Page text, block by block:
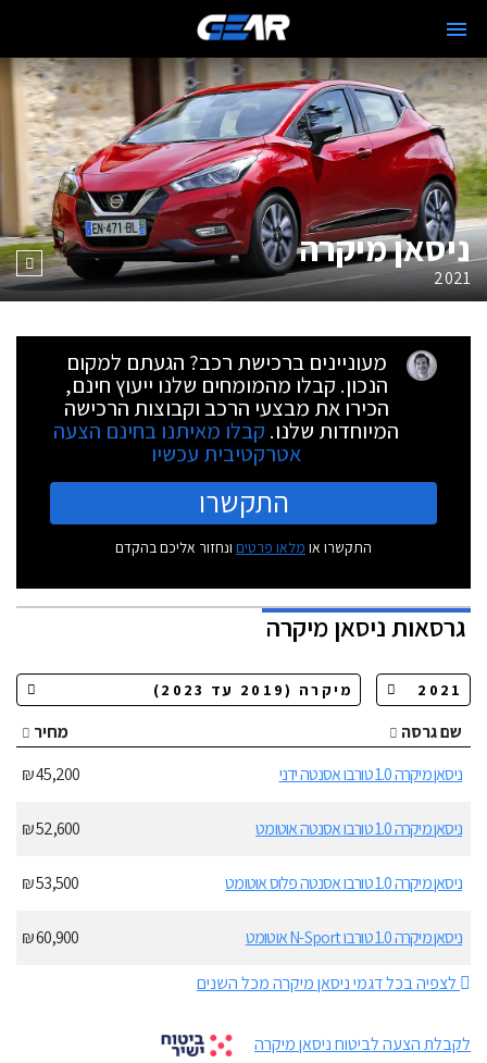
ניסאן מיקרה
2021
מעוניינים ברכישת רכב? הגעתם למקום
הנכון. קבלו מהמומחים שלנו ייעוץ חינם,
הכירו את מבצעי הרכב וקבוצות הרכישה
המיוחדות שלנו. קבלו מאיתנו בחינם הצעה
אטרקטיבית עכשיו
התקשרו
התקשרו או מלאו פרטים ונחזור אליכם בהקדם
גרסאותניסאן מיקרה
שם גרסה
מחיר
ניסאן מיקרה 1.0 טורבו אסנטה ידני
45,200 ₪
ניסאן מיקרה 1.0 טורבו אסנטה אוטומט 52,600 ₪
ניסאן מיקרה 1.0 טורבו אסנטה פלוס אוטומט 53,500 ₪
ניסאן מיקרה 1.0 טורבו N-Sport אוטומט
60,900 ₪
לצפיה בכל דגמי ניסאן מיקרה מכל השנים
לקבלת הצעה לביטוח ניסאן מיקרה